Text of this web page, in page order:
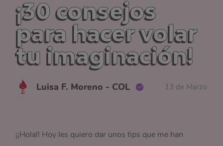
¡30 consejos
para hacer volar
tu imaginación!
Luisa F. Moreno - COL 13 de Marzo
¡¡Hola!! Hoy les quiero dar unos tips que me han